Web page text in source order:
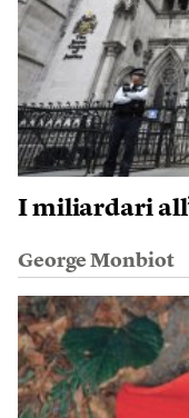
I miliardari
George Monbiot